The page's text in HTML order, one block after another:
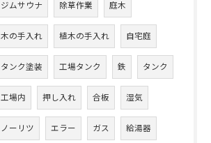
ジムサウナ 除草作業 庭木
木の手入れ 植木の手入れ 自宅庭
タンク塗装 工場タンク 鉄 タンク
工場内 押し入れ 合板 湿気
ノーリツ エラー ガス 給湯器